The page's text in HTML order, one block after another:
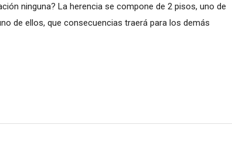
ninguna? La herencia se compone de 2 pisos, uno de
de ellos, que consecuencias traerá para los demás